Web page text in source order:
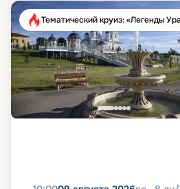
Тематический круиз: «Легенды